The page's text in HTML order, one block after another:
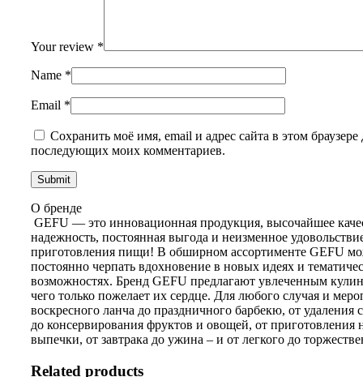
Your review *
Name *
Email *
Сохранить моё имя, email и адрес сайта в этом браузере
последующих моих комментариев.
О бренде
GEFU — это инновационная продукция, высочайшее
надежность, постоянная выгода и неизменное
приготовления пищи! В обширном ассортименте GEFU
постоянно черпать вдохновение в новых идеях и
возможностях. Бренд GEFU предлагают увлеченным
чего только пожелает их сердце. Для любого случая и
воскресного ланча до праздничного барбекю, от удаления
до консервирования фруктов и овощей, от приготовления
выпечки, от завтрака до ужина – и от легкого до
Related products